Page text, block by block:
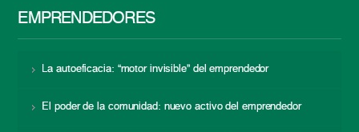
EMPRENDEDORES
La autoeficacia: “motor invisible” del emprendedor
El poder de la comunidad: nuevo activo del emprendedor